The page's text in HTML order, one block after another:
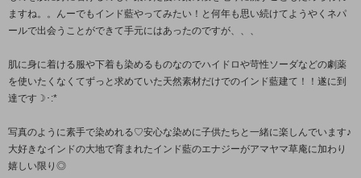
ますね。。んーでもインド藍やってみたい！と何年も思い続けてようやくネパ
ールで出会うことができて手元にはあったのですが、、、
肌に身に着ける服や下着も染めるものなのでハイドロや苛性ソーダなどの劇薬
を使いたくなくてずっと求めていた天然素材だけでのインド藍建て！！遂に到
達です☽･:*
写真のように素手で染めれる♡安心な染めに子供たちと一緒に楽しんでいます♪
大好きなインドの大地で育まれたインド藍のエナジーがアマヤマ草庵に加わり
嬉しい限り◎